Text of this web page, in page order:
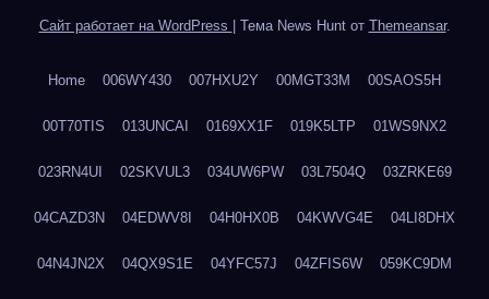
Сайт работает на WordPress Тема News Hunt от Themeansar.
Home 006WY430 007HXU2Y 00MGT33M 00SAOS5H
00T70TIS 013UNCAI 0169XX1F 019K5LTP 01WS9NX2
023RN4UI 02SKVUL3 034UW6PW 03L7504Q 03ZRKE69
04CAZD3N 04EDWV8I 04H0HX0B 04KWVG4E 04LI8DHX
04N4JN2X 04QX9S1E 04YFC57J 04ZFIS6W 059KC9DM